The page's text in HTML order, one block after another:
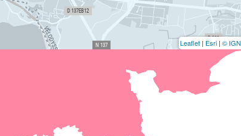
Leaflet | Esri | © IGN